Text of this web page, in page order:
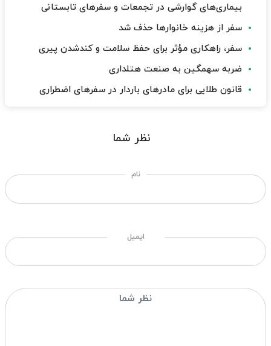
بیماری‌های گوارشی در تجمعات و سفرهای تابستانی
سفر از هزینه خانوارها حذف شد
سفر، راهکاری مؤثر برای حفظ سلامت و کندشدن پیری
ضربه سهمگین به صنعت هتلداری
قانون طلایی برای مادرهای باردار در سفرهای اضطراری
نظر شما
نام
ایمیل